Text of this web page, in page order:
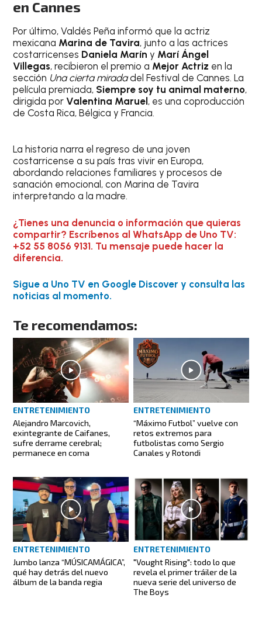
en Cannes
Por último, Valdés Peña informó que la actriz
mexicana Marina de Tavira, junto a las actrices
costarricenses Daniela Marín y Marí Ángel
Villegas, recibieron el premio a Mejor Actriz en la
sección Una cierta miradadel Festival de Cannes. La
película premiada, Siempre soy tu animal materno,
dirigida porValentina Maruel, es una coproducción
de Costa Rica, Bélgica y Francia.
La historia narra el regreso de una joven
costarricense a su país tras vivir en Europa,
abordando relaciones familiares y procesos de
sanación emocional, con Marina de Tavira
interpretando a la madre.
¿Tienes una denuncia o información que quieras
compartir? Escríbenos al WhatsApp de Uno TV:
+52 55 8056 9131. Tu mensaje puede hacer la
diferencia.
Sigue a Uno TV en Google Discover y consulta las
noticias al momento.
Te recomendamos:
ENTRETENIMIENTO
Alejandro Marcovich,
exintegrante de Caifanes,
sufre derrame cerebral;
permanece en coma
ENTRETENIMIENTO
“Máximo Futbol” vuelve con
retos extremos para
futbolistas como Sergio
Canales y Rotondi
ENTRETENIMIENTO
Jumbo lanza “MÚSICAMÁGICA”,
qué hay detrás del nuevo
álbum de la banda regia
ENTRETENIMIENTO
"Vought Rising": todo lo que
revela el primer tráiler de la
nueva serie del universo de
The Boys